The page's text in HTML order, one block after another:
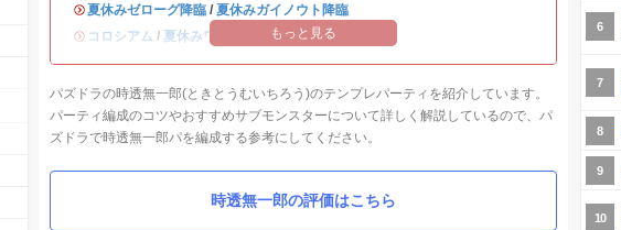
・夏休みゼローグ降臨 / 夏休みガイノウト降臨
・ コロシアム / 夏休みワンタッチ もっと見る
パズドラの時透無一郎(ときとうむいちろう)のテンプレパーティを紹介しています。
パーティ編成のコツやおすすめサブモンスターについて詳しく解説しているので、パ
ズドラで時透無一郎パを編成する参考にしてください。
時透無一郎の評価はこちら